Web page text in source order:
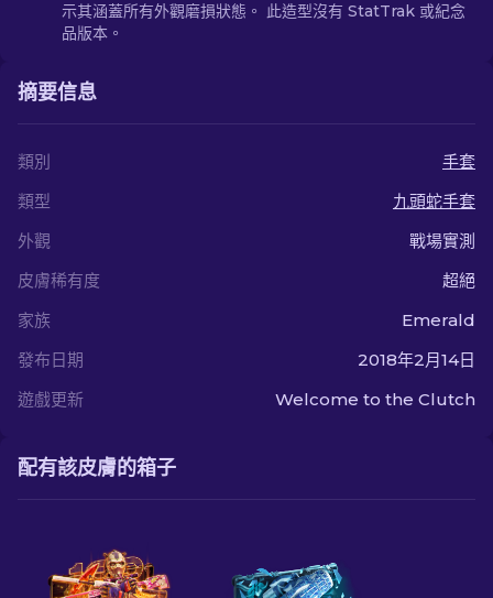
示其涵蓋所有外觀磨損狀態。 此造型沒有 StatTrak 或紀念
品版本。
摘要信息
類別
手套
類型
九頭蛇手套
外觀
戰場實測
皮膚稀有度
超絕
家族
Emerald
發布日期
2018年2月14日
遊戲更新
Welcome to the Clutch
配有該皮膚的箱子